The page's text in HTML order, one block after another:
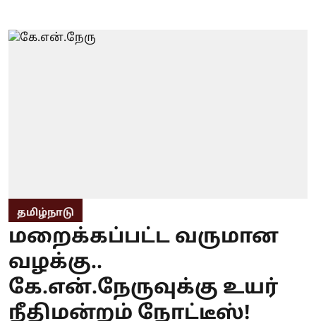
தமிழ்நாடு
மறைக்கப்பட்ட வருமான
வழக்கு..
கே.என்.நேருவுக்கு உயர்
நீதிமன்றம் நோட்டீஸ்!